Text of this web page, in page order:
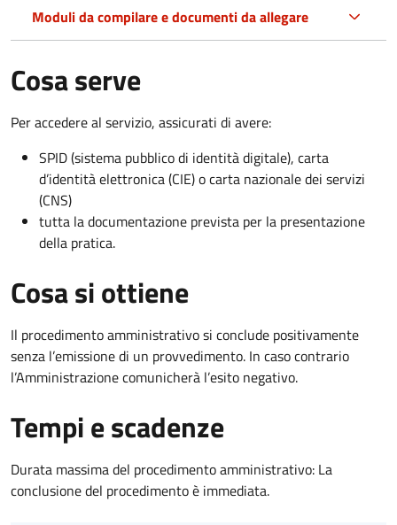
Moduli da compilare e documenti da allegare
Cosa serve
Per accedere al servizio, assicurati di avere:
SPID (sistema pubblico di identità digitale), carta
d’identità elettronica (CIE) o carta nazionale dei servizi
(CNS)
tutta la documentazione prevista per la presentazione
della pratica.
Cosa si ottiene
Il procedimento amministrativo si conclude positivamente
senza l’emissione di un provvedimento. In caso contrario
l’Amministrazione comunicherà l’esito negativo.
Tempi e scadenze
Durata massima del procedimento amministrativo: La
conclusione del procedimento è immediata.